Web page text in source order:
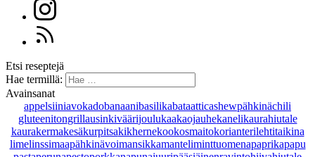
Etsi reseptejä
Hae termillä:
Avainsanat
appelsiiniavokadobanaanibasilikabataatticashewpähkinächili
gluteenitongrillausinkiväärijoulukaakaojauhekanelikaurahiutale
kaurakermakesäkurpitsakikhernekookosmaitokorianterilehtitaikina
limelinssimaapähkinävoimansikkamanteliminttuomenapaprikapapu